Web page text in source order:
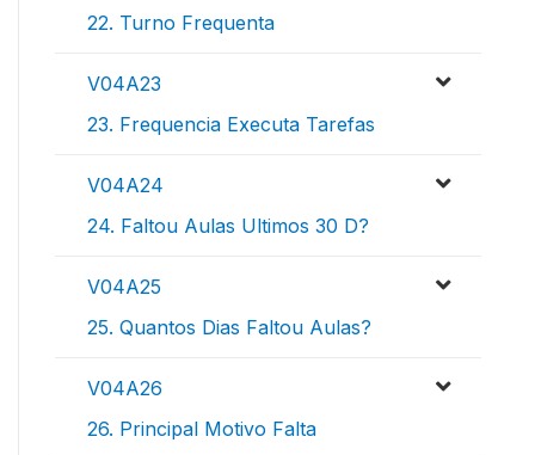
22. Turno Frequenta
V04A23
23. Frequencia Executa Tarefas
V04A24
24. Faltou Aulas Ultimos 30 D?
V04A25
25. Quantos Dias Faltou Aulas?
V04A26
26. Principal Motivo Falta